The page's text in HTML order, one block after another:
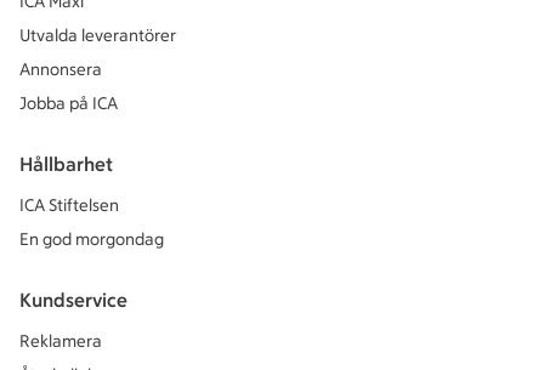
Utvalda leverantörer
Annonsera
Jobba på ICA
Hållbarhet
ICA Stiftelsen
En god morgondag
Kundservice
Reklamera